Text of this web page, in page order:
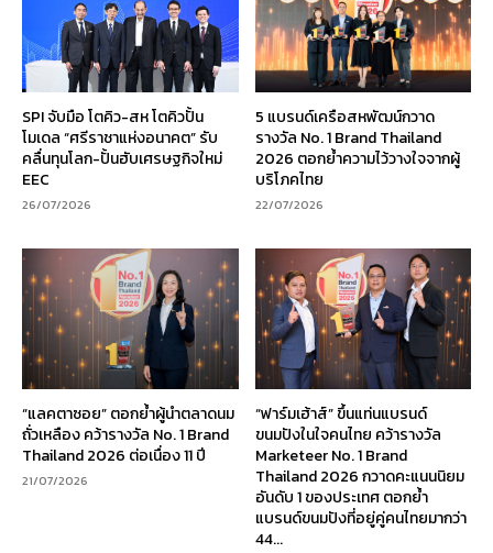
SPI จับมือ โตคิว-สห โตคิวปั้น
โมเดล “ศรีราชาแห่งอนาคต” รับ
คลื่นทุนโลก-ปั้นฮับเศรษฐกิจใหม่
EEC
26/07/2026
5 แบรนด์เครือสหพัฒน์กวาด
รางวัล No. 1 Brand Thailand
2026 ตอกย้ำความไว้วางใจจากผู้
บริโภคไทย
22/07/2026
“แลคตาซอย” ตอกย้ำผู้นำตลาดนม
ถั่วเหลือง คว้ารางวัล No. 1 Brand
Thailand 2026 ต่อเนื่อง 11 ปี
21/07/2026
“ฟาร์มเฮ้าส์” ขึ้นแท่นแบรนด์
ขนมปังในใจคนไทย คว้ารางวัล
Marketeer No. 1 Brand
Thailand 2026 กวาดคะแนนนิยม
อันดับ 1 ของประเทศ ตอกย้ำ
แบรนด์ขนมปังที่อยู่คู่คนไทยมากว่า
44...